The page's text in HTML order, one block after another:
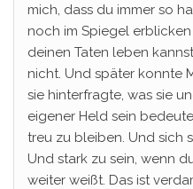
mich, dass du immer so
noch im Spiegel
deinen Taten leben
nicht. Und später konnte
sie hinterfragte, was sie
eigener Held sein
treu zu bleiben. Und sich
Und stark zu sein, wenn
weiter weißt. Das ist